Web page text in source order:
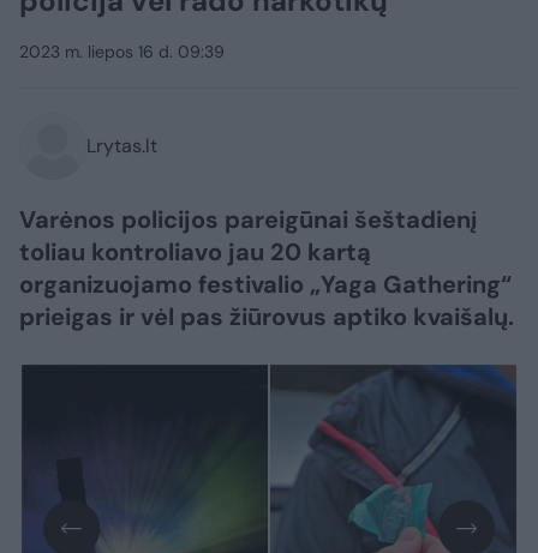
2023 m. liepos 16 d. 09:39
Lrytas.lt
Varėnos policijos pareigūnai šeštadienį
toliau kontroliavo jau 20 kartą
organizuojamo festivalio „Yaga Gathering“
prieigas ir vėl pas žiūrovus aptiko kvaišalų.